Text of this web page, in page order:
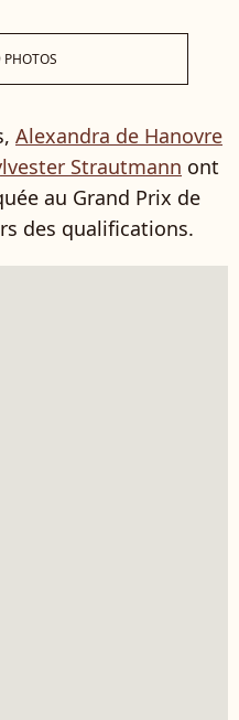
PHOTOS
Alexandra de Hanovre
Strautmann ont
au Grand Prix de
des qualifications.